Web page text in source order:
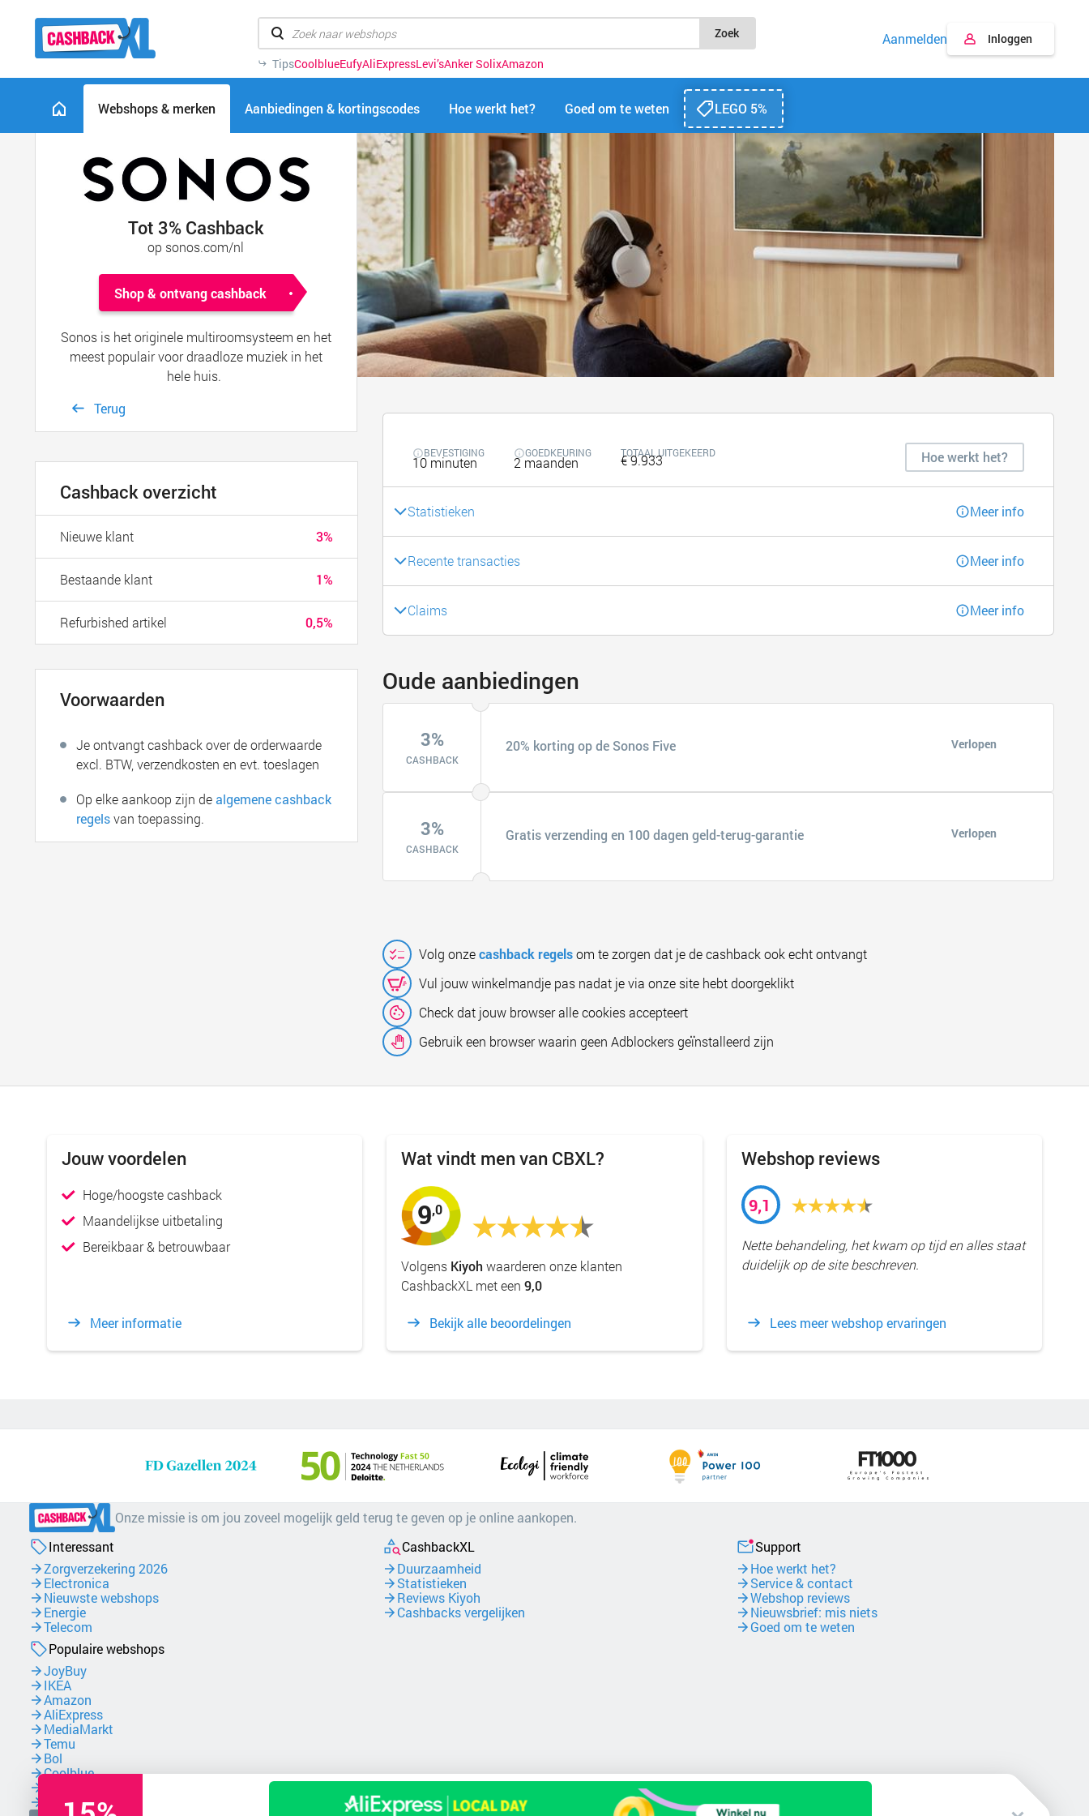
Zoek
TipsCoolblueEufyAliExpressLevi’sAnker SolixAmazon
Aanmelden Inloggen
Webshops & merken Aanbiedingen & kortingscodes Hoe werkt het? Goed om te weten LEGO 5%
Tot 3% Cashback
op sonos.com/nl
Shop & ontvang cashback
Sonos is het originele multiroomsysteem en het
meest populair voor draadloze muziek in het
hele huis.
Terug
BEVESTIGING
10 minuten
GOEDKEURING
2 maanden
TOTAAL UITGEKEERD
€ 9.933 Hoe werkt het?
Statistieken Meer info
Recente transacties Meer info
Claims Meer info
Oude aanbiedingen
3%
CASHBACK
20% korting op de Sonos Five Verlopen
3%
CASHBACK
Gratis verzending en 100 dagen geld-terug-garantie Verlopen
Volg onzecashback regelsom te zorgen dat je de cashback ook echt ontvangt
Vul jouw winkelmandje pas nadat je via onze site hebt doorgeklikt
Check dat jouw browser alle cookies accepteert
Gebruik een browser waarin geen Adblockers geïnstalleerd zijn
Cashback overzicht
3%
Nieuwe klant
1%
Bestaande klant
0,5%
Refurbished artikel
Voorwaarden
Je ontvangt cashback over de orderwaarde
excl. BTW, verzendkosten en evt. toeslagen
Op elke aankoop zijn dealgemene cashback
regelsvan toepassing.
Jouw voordelen
Hoge/hoogste cashback
Maandelijkse uitbetaling
Bereikbaar & betrouwbaar
Meer informatie
Wat vindt men van CBXL?
9,0
Volgens Kiyoh waarderen onze klanten
CashbackXL met een9,0
Bekijk alle beoordelingen
Webshop reviews
9,1
Nette behandeling, het kwam op tijd en alles staat
duidelijk op de site beschreven.
Lees meer webshop ervaringen
Onze missie is om jou zoveel mogelijk geld terug te geven op je online aankopen.
Interessant
Zorgverzekering 2026
Electronica
Nieuwste webshops
Energie
Telecom
CashbackXL
Duurzaamheid
Statistieken
Reviews Kiyoh
Cashbacks vergelijken
Support
Hoe werkt het?
Service & contact
Webshop reviews
Nieuwsbrief: mis niets
Goed om te weten
Populaire webshops
JoyBuy
IKEA
Amazon
AliExpress
MediaMarkt
Temu
Bol
Coolblue
Zalando